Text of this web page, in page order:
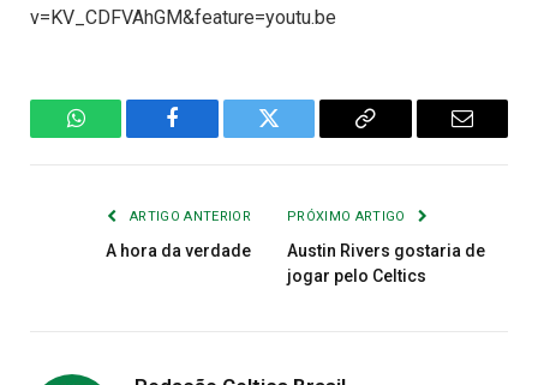
v=KV_CDFVAhGM&feature=youtu.be
WhatsAppFacebook Twitter
Copiar
E-
ARTIGO ANTERIOR
A hora da verdade
PRÓXIMO ARTIGO
Austin Rivers gostaria de
jogar pelo Celtics